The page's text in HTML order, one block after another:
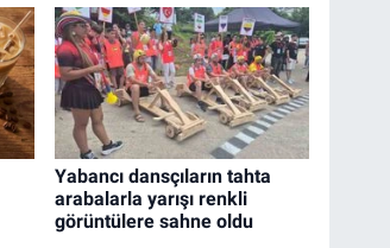
Yabancı dansçıların tahta
arabalarla yarışı renkli
görüntülere sahne oldu